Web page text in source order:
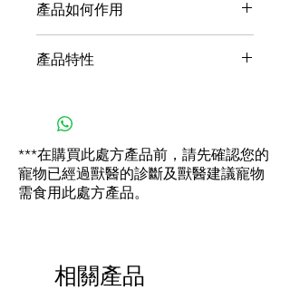
使是稍微多餘的體重，都可能影響
寵物的生活品質及家庭關係；因為
多餘的體重可能會減少遊戲時間、
齡、缺乏運動和過度餵食。幫助貓
咪達到其適當體重除了經常的運動
外，選擇正確的食物也扮演著非常
重要的角色。
1 2014年預防寵物肥胖研究
產品如何作用
高蛋白低碳水化合物
產品特性
幫助維持精實肌肉量
***在購買此處方產品前，請先確認您的
寵物已經過獸醫的診斷及獸醫建議寵物
需食用此處方產品。
相關產品